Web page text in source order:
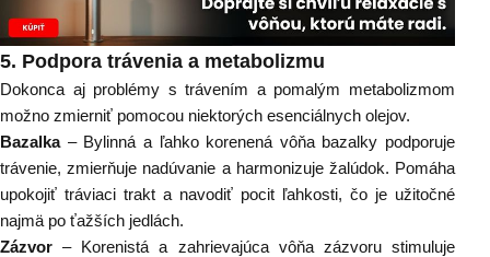
5. Podpora trávenia a metabolizmu
Dokonca aj problémy s trávením a pomalým metabolizmom
možno zmierniť pomocou niektorých esenciálnych olejov.
Bazalka – Bylinná a ľahko korenená vôňa bazalky podporuje
trávenie, zmierňuje nadúvanie a harmonizuje žalúdok. Pomáha
upokojiť tráviaci trakt a navodiť pocit ľahkosti, čo je užitočné
najmä po ťažších jedlách.
Zázvor – Korenistá a zahrievajúca vôňa zázvoru stimuluje